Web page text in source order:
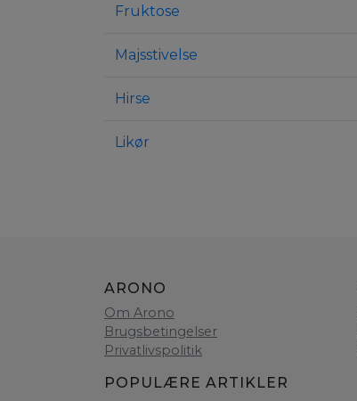
Fruktose
Majsstivelse
Hirse
Likør
ARONO
Om Arono
Brugsbetingelser
Privatlivspolitik
POPULÆRE ARTIKLER